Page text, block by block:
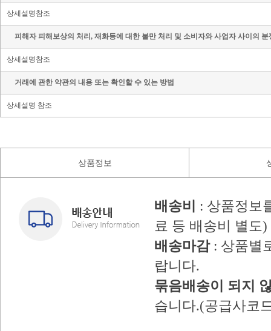
상세설명참조
피해자 피해보상의 처리, 재화등에 대한 불만 처리 및 소비자와 사업자 사이의
상세설명참조
거래에 관한 약관의 내용 또는 확인할 수 있는 방법
상세설명 참조
상품정보
배송비
: 상품정보
료 등 배송비 별도)
배송마감: 상품별
랍니다.
묶음배송이 되지
습니다.(공급사코